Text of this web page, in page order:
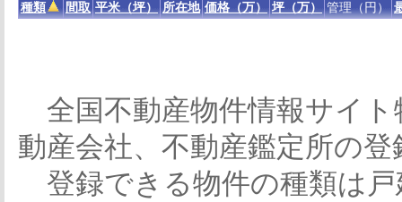
種類 間取 平米（坪） 所在地 価格（万） 坪（万） 管理（円）
全国不動産物件情報サイト
動産会社、不動産鑑定所の
登録できる物件の種類は